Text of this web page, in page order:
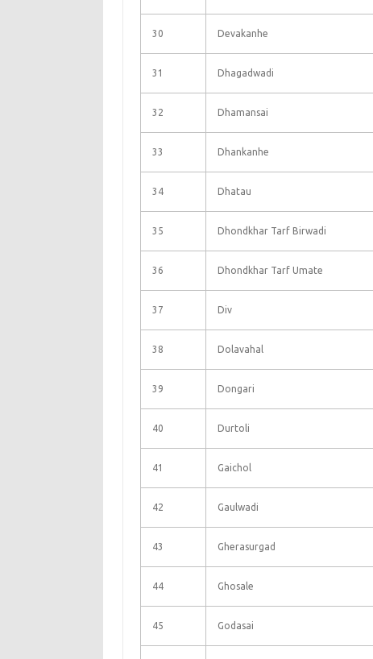
30 Devakanhe
31 Dhagadwadi
32 Dhamansai
33 Dhankanhe
34 Dhatau
35 Dhondkhar Tarf Birwadi
36 Dhondkhar Tarf Umate
37 Div
38 Dolavahal
39 Dongari
40 Durtoli
41 Gaichol
42 Gaulwadi
43 Gherasurgad
44 Ghosale
45 Godasai